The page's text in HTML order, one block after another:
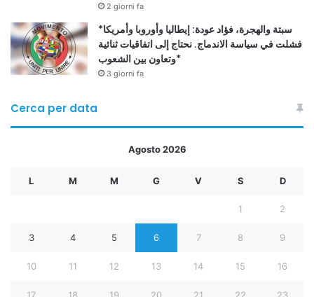
2 giorni fa
*سبتة والهجرة، فؤاد عودة: إيطاليا وأوروبا وأمريكا
فشلت في سياسة الاندماج. نحتاج إلى اتفاقيات ثنائية
وتعاون بين الشعوب*
3 giorni fa
Cerca per data
Agosto 2026
L M M G V S D
1 2
3 4 5 6 7 8 9
10 11 12 13 14 15 16